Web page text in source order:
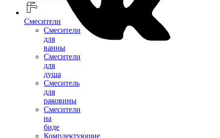
Смесители
Смесители
для
ванны
Смесители
для
душа
Смеситель
для
раковины
Смесители
на
биде
Комплектующие